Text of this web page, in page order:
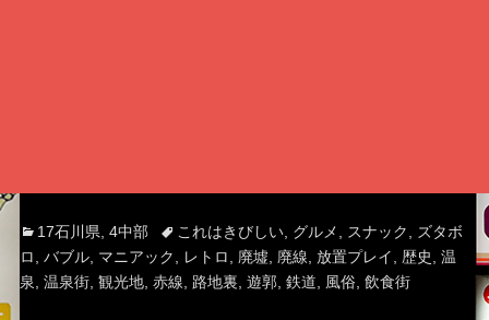
Categories
17石川県, 4中部 Tagsこれはきびしい, グルメ, スナック, ズタボ
ロ, バブル, マニアック, レトロ, 廃墟, 廃線, 放置プレイ, 歴史, 温
泉, 温泉街, 観光地, 赤線, 路地裏, 遊郭, 鉄道, 風俗, 飲食街